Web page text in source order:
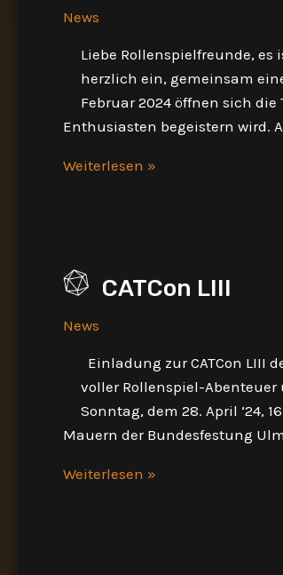
News
Liebe Rollenspielfreunde, es
herzlich ein, gemeinsam
Februar 2024 öffnen sich
Enthusiasten begeistern wird.
CATCon
Weiterlesen »
CATCon LIII
News
Einladung zur CATCon LIII
voller Rollenspiel-Abenteuer
Sonntag, dem 28. April ‘24,
Mauern der Bundesfestung
CATCon
Weiterlesen »